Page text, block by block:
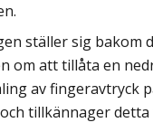
ställer sig bakom
om att tillåta en
av fingeravtryck
tillkännager